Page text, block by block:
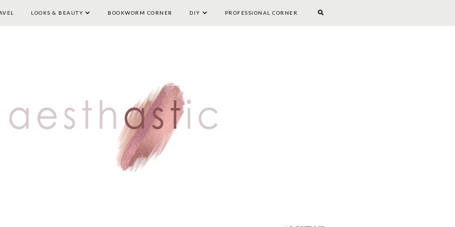
HOME LIFESTYLE TRAVEL LOOKS & BEAUTY BOOKWORM CORNER DIY
LOOKS & BEAUTY BOOKWORM CORNER DIY PROFESSIONAL CORNER